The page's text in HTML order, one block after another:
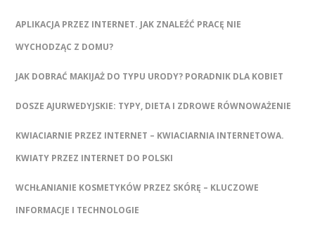
APLIKACJA PRZEZ INTERNET. JAK ZNALEŹĆ PRACĘ NIE
WYCHODZĄC Z DOMU?
JAK DOBRAĆ MAKIJAŻ DO TYPU URODY? PORADNIK DLA KOBIET
DOSZE AJURWEDYJSKIE: TYPY, DIETA I ZDROWE RÓWNOWAŻENIE
KWIACIARNIE PRZEZ INTERNET – KWIACIARNIA INTERNETOWA.
KWIATY PRZEZ INTERNET DO POLSKI
WCHŁANIANIE KOSMETYKÓW PRZEZ SKÓRĘ – KLUCZOWE
INFORMACJE I TECHNOLOGIE